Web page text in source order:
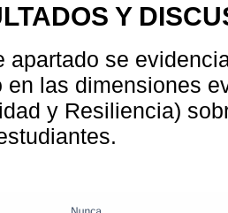
Y
apartado se
en las dimensiones
y Resiliencia)